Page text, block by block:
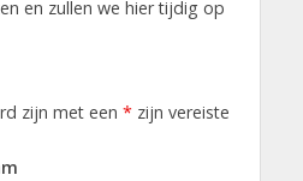
en zullen we hier tijdig op
zijn met een *zijn vereiste